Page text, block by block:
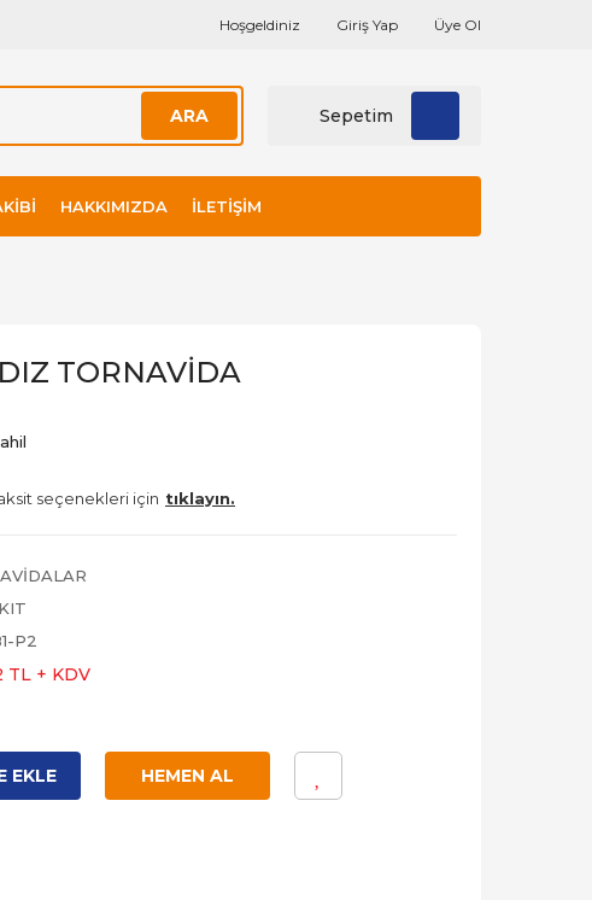
Hoşgeldiniz Giriş Yap Üye Ol
ARA Sepetim
HAKKIMIZDA İLETIŞIM
TORNAVİDA
seçenekleri için tıklayın.
P2
TL + KDV
EKLE HEMEN AL